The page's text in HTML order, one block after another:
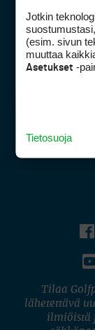
Tilaa
lähetettävä
ilmiöistä
Jotkin
(esim. sivun
muuttaa
Asetukset -
Tietosuoja